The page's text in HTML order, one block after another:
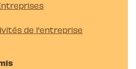
de l'entreprise